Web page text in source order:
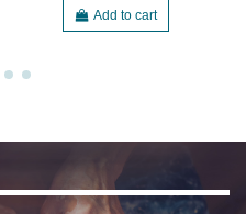
Add to cart